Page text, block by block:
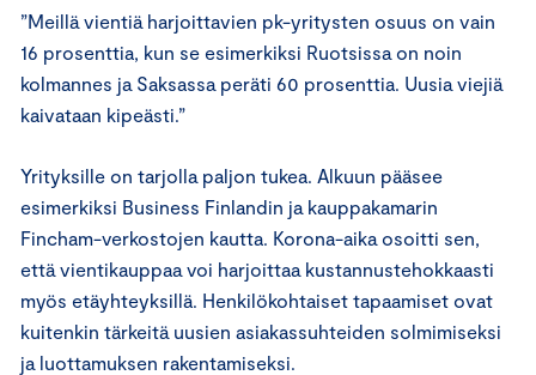
”Meillä vientiä harjoittavien pk-yritysten osuus on vain
16 prosenttia, kun se esimerkiksi Ruotsissa on noin
kolmannes ja Saksassa peräti 60 prosenttia. Uusia viejiä
kaivataan kipeästi.”
Yrityksille on tarjolla paljon tukea. Alkuun pääsee
esimerkiksi Business Finlandin ja kauppakamarin
Fincham-verkostojen kautta. Korona-aika osoitti sen,
että vientikauppaa voi harjoittaa kustannustehokkaasti
myös etäyhteyksillä. Henkilökohtaiset tapaamiset ovat
kuitenkin tärkeitä uusien asiakassuhteiden solmimiseksi
ja luottamuksen rakentamiseksi.